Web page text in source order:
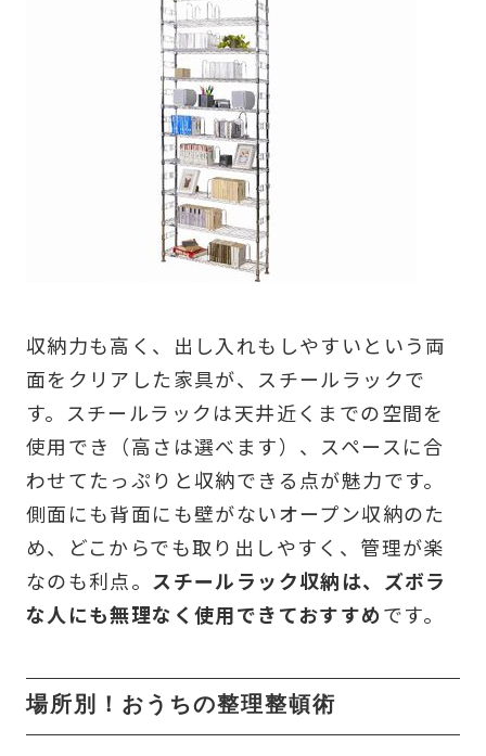
収納力も高く、出し入れもしやすいという両
面をクリアした家具が、スチールラックで
す。スチールラックは天井近くまでの空間を
使用でき（高さは選べます）、スペースに合
わせてたっぷりと収納できる点が魅力です。
側面にも背面にも壁がないオープン収納のた
め、どこからでも取り出しやすく、管理が楽
なのも利点。 スチールラック収納は、ズボラ
な人にも無理なく使用できておすすめです。
場所別！おうちの整理整頓術